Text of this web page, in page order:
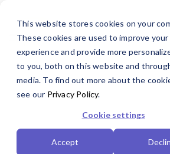
This website stores cookies on your
These cookies are used to improve
experience and provide more
to you, both on this website and
media. To find out more about the
see our Privacy Policy.
Cookie settings
Accept
main
content.
Plattformfunktionen
FUSION AI
Druckproduktion
Digitaldruck
Marken
Warum
Dalim?
Warum Dalim? – Überblick
Kundenressourcen
Fallstudien
Downloads
PDFLight